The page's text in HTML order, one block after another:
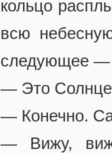
кольцо
всю
следующее —
— Это
— Конечно.
— Вижу,